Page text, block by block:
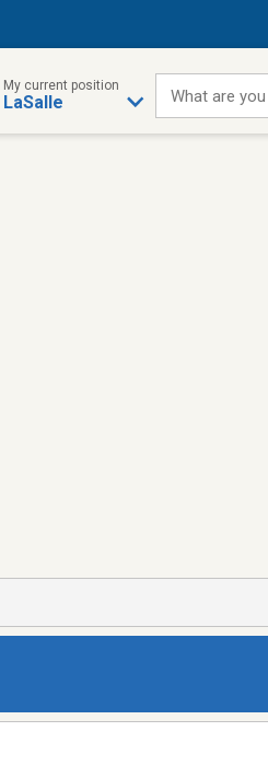
My current position
LaSalle What are